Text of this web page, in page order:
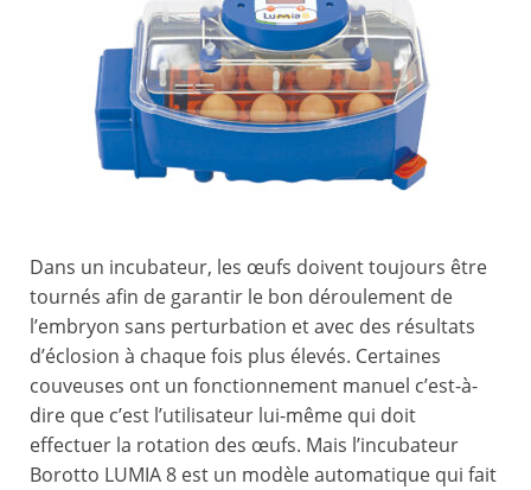
Dans un incubateur, les œufs doivent toujours être
tournés afin de garantir le bon déroulement de
l’embryon sans perturbation et avec des résultats
d’éclosion à chaque fois plus élevés. Certaines
couveuses ont un fonctionnement manuel c’est-à-
dire que c’est l’utilisateur lui-même qui doit
effectuer la rotation des œufs. Mais l’incubateur
Borotto LUMIA 8 est un modèle automatique qui fait